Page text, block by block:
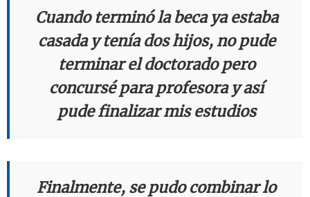
Cuando terminó la beca ya estaba
casada y tenía dos hijos, no pude
terminar el doctorado pero
concursé para profesora y así
pude finalizar mis estudios
Finalmente, se pudo combinar lo